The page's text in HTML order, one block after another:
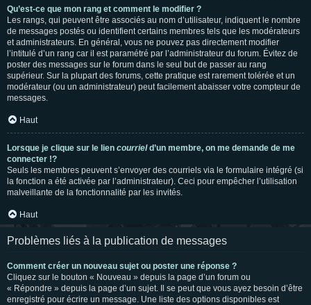
Qu’est-ce que mon rang et comment le modifier ?
Les rangs, qui peuvent être associés au nom d’utilisateur, indiquent le nombre
de messages postés ou identifient certains membres tels que les modérateurs
et administrateurs. En général, vous ne pouvez pas directement modifier
l’intitulé d’un rang car il est paramétré par l’administrateur du forum. Évitez de
poster des messages sur le forum dans le seul but de passer au rang
supérieur. Sur la plupart des forums, cette pratique est rarement tolérée et un
modérateur (ou un administrateur) peut facilement abaisser votre compteur de
messages.
Haut
Lorsque je clique sur le lien courrield’un membre, on me demande de me
connecter !?
Seuls les membres peuvent s’envoyer des courriels via le formulaire intégré (si
la fonction a été activée par l’administrateur). Ceci pour empêcher l’utilisation
malveillante de la fonctionnalité par les invités.
Haut
Problèmes liés à la publication de messages
Comment créer un nouveau sujet ou poster une réponse ?
Cliquez sur le bouton « Nouveau » depuis la page d’un forum ou
« Répondre » depuis la page d’un sujet. Il se peut que vous ayez besoin d’être
enregistré pour écrire un message. Une liste des options disponibles est